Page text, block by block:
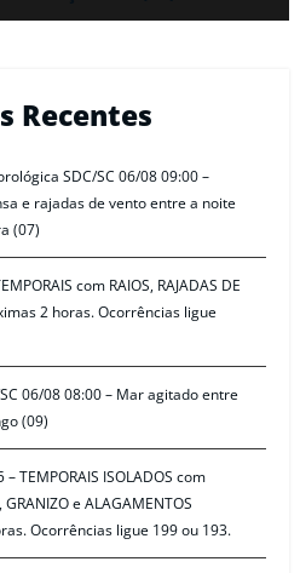
Recentes
SDC/SC 06/08 09:00 –
e rajadas de vento entre a noite
(07)
com RAIOS, RAJADAS DE
2 horas. Ocorrências ligue
06/08 08:00 – Mar agitado entre
(09)
TEMPORAIS ISOLADOS com
GRANIZO e ALAGAMENTOS
Ocorrências ligue 199 ou 193.